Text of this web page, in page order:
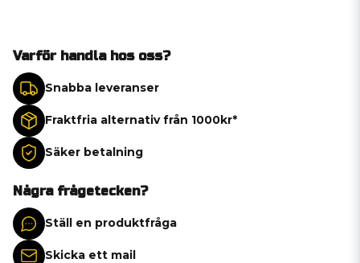
Varför handla hos oss?
Snabba leveranser
Fraktfria alternativ från 1000kr*
Säker betalning
Några frågetecken?
Ställ en produktfråga
Skicka ett mail